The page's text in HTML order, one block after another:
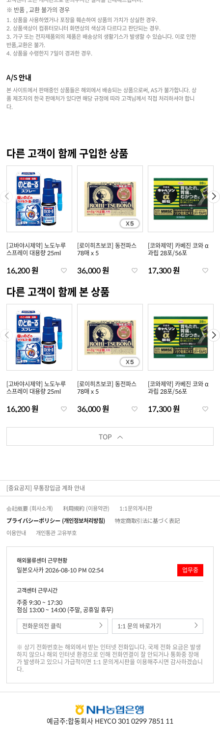
※ 반품 , 교환 불가의 경우
1. 상품을 사용하였거나 포장을 훼손하여 상품의 가치가 상실한 경우.
2. 상품색상이 컴퓨터모니터 화면상의 색상과 다르다고 판단되는 경우.
3. 가구 또는 전자제품외의 제품은 배송상의 생활기스가 발생할 수 있습니다. 이로 인한
반품,교환은 불가.
4. 상품을 수령한지 7일이 경과한 경우.
A/S 안내
본 사이트에서 판매중인 상품들은 해외에서 배송되는 상품으로써, AS가 불가합니다. 상
품 제조자의 한국 판매처가 있다면 해당 규정에 따라 고객님께서 직접 처리하셔야 합니
다.
다른 고객이 함께 구입한 상품
[고바야시제약] 노도누루
스프레이 대용량 25ml
16,200 원
[로이히츠보코] 동전파스
78매 x 5
36,000 원
[코와제약] 카베진 코와 α
과립 28포/56포
17,300 원
다른 고객이 함께 본 상품
[고바야시제약] 노도누루
스프레이 대용량 25ml
16,200 원
[로이히츠보코] 동전파스
78매 x 5
36,000 원
[코와제약] 카베진 코와 α
과립 28포/56포
17,300 원
TOP
[중요공지] 무통장입금 계좌 안내
会社概要 (회사소개) 利用規約 (이용약관)
1:1문의게시판
プライバシーポリシー (개인정보처리방침)
特定商取引法に基づく表記
이용안내
개인통관 고유부호
해외물류센터 근무현황
일본오사카 2026-08-10 PM 02:54 업무중
고객센터 근무시간
주중 9:30 ~ 17:30
점심 13:00 ~ 14:00 (주말, 공휴일 휴무)
전화문의전 클릭
1:1 문의 바로가기
※ 상기 전화번호는 해외에서 받는 인터넷 전화입니다. 국제 전화 요금은 발생
하지 않으나 해외 인터넷 환경으로 인해 전화연결이 잘 안되거나 통화중 장애
가 발생하고 있으니 가급적이면 1:1 문의게시판을 이용해주시면 감사하겠습니
다.
예금주:합동회사 HEYCO 301 0299 7851 11